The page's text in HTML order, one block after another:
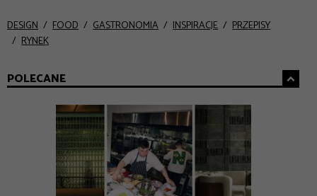
DESIGN FOOD GASTRONOMIA INSPIRACJE
PRZEPISY
RYNEK
POLECANE